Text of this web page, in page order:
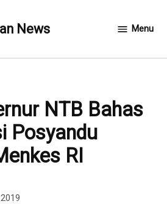
News Menu
NTB Bahas
Posyandu
RI